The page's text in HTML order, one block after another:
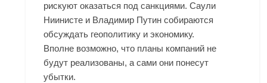
рискуют оказаться под санкциями. Саули
Ниинисте и Владимир Путин собираются
обсуждать геополитику и экономику.
Вполне возможно, что планы компаний не
будут реализованы, а сами они понесут
убытки.